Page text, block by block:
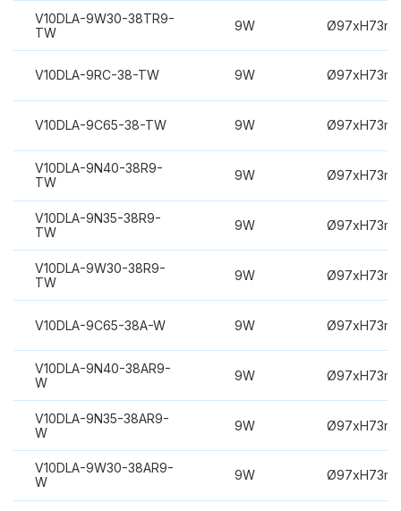
V10DLA-9W30-38TR9-
TW
9W
V10DLA-9RC-38-TW 9W
V10DLA-9C65-38-TW 9W
V10DLA-9N40-38R9-
TW
9W
V10DLA-9N35-38R9-
TW
9W
V10DLA-9W30-38R9-
TW
9W
V10DLA-9C65-38A-W 9W
V10DLA-9N40-38AR9-
W
9W
V10DLA-9N35-38AR9-
W
9W
V10DLA-9W30-38AR9-
W
9W